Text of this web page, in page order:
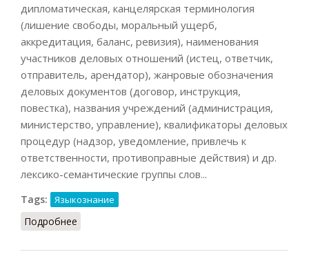
дипломатическая, канцелярская терминология
(лишение свободы, моральный ущерб,
аккредитация, баланс, ревизия), наименования
участников деловых отношений (истец, ответчик,
отправитель, арендатор), жанровые обозначения
деловых документов (договор, инструкция,
повестка), названия учреждений (администрация,
министерство, управление), квалификаторы деловых
процедур (надзор, уведомление, привлечь к
ответственности, противоправные действия) и др.
лексико-семантические группы слов...
Tags: Языкознание
Подробнее